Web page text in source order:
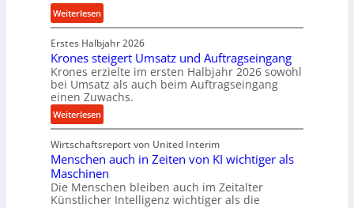
n
d
l
l
s
e
n
s
o
r
e
n
i
n
e
t
r
i
b
u
n
d
H
y
Weiterlesen:
P
r
ä
z
i
s
e
u
n
d
l
a
Erstes Halbjahr 2026
Krones steigert Umsatz und Auftragseingang
Krones erzielte im ersten Halbjahr 2026 sowohl
bei Umsatz als auch beim Auftragseingang
einen Zuwachs.
Weiterlesen:
K
r
o
n
e
s
Wirtschaftsreport von United Interim
Menschen auch in Zeiten von KI wichtiger als
Maschinen
Die Menschen bleiben auch im Zeitalter
Künstlicher Intelligenz wichtiger als die